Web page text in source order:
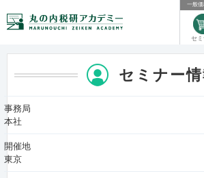
一般価
セ
セミナー情
事務局
本社
開催地
東京